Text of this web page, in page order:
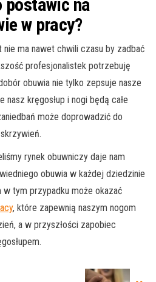
postawić na
w pracy?
ma nawet chwili czasu by zadbać
profesjonalistek potrzebuję
obuwia nie tylko zepsuje nasze
nasz kręgosłup i nogi będą całe
może doprowadzić do
rynek obuwniczy daje nam
obuwia w każdej dziedzinie
tym przypadku może okazać
, które zapewnią naszym nogom
a w przyszłości zapobiec